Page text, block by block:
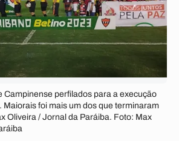
Campinense perfilados para a execução
Maiorais foi mais um dos que terminaram
Oliveira / Jornal da Paráiba. Foto: Max